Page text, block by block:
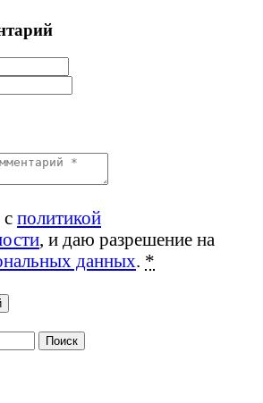
политикой
, и даю разрешение на
данных. *